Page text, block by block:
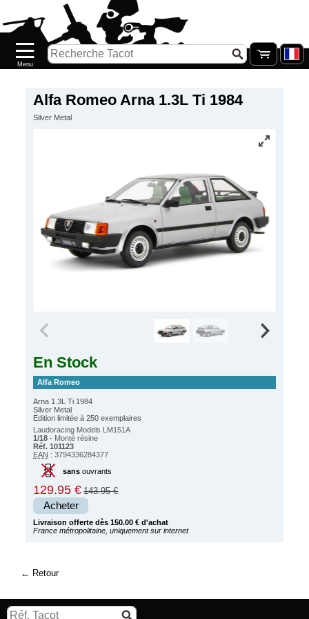
Alfa Romeo Arna 1.3L Ti 1984
Silver Metal
En Stock
Alfa Romeo
Arna 1.3L Ti 1984
Silver Metal
Edition limitée à 250 exemplaires
Laudoracing Models LM151A
1/18 - Monté résine
Réf. 101123
EAN : 3794336284377
sansouvrants
129.95 € 143.95 €
Acheter
Livraison offerte dès 150.00 € d'achat
France métropolitaine, uniquement sur internet
Retour
Nouveautés
Catalogue/Stock
Galerie